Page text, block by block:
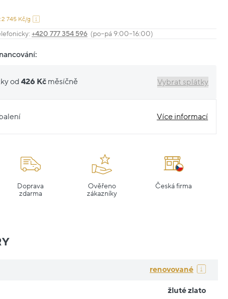
2 745 Kč/g
+420 777 354 596 (po–pá 9:00–16:00)
od426 Kč měsíčně Vybrat splátky
Více informací
Doprava
zdarma
Ověřeno
zákazníky
Česká firma
renovované
žluté zlato